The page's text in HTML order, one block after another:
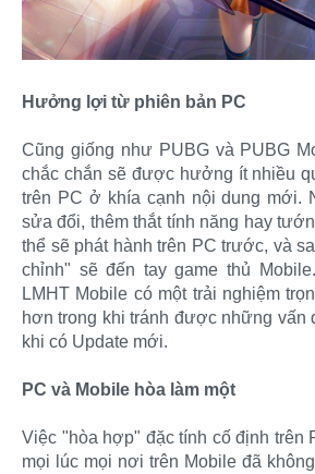
Hưởng lợi từ phiên bản PC
Cũng giống như PUBG và PUBG
chắc chắn sẽ được hưởng ít nhiều
trên PC ở khía cạnh nội dung mới.
sửa đổi, thêm thắt tính năng hay
thể sẽ phát hành trên PC trước, và
chỉnh" sẽ đến tay game thủ
LMHT Mobile có một trải nghiệm
hơn trong khi tránh được những vấn
khi có Update mới.
PC và Mobile hòa làm một
Việc "hòa hợp" đặc tính cố định trên
mọi lúc mọi nơi trên Mobile đã